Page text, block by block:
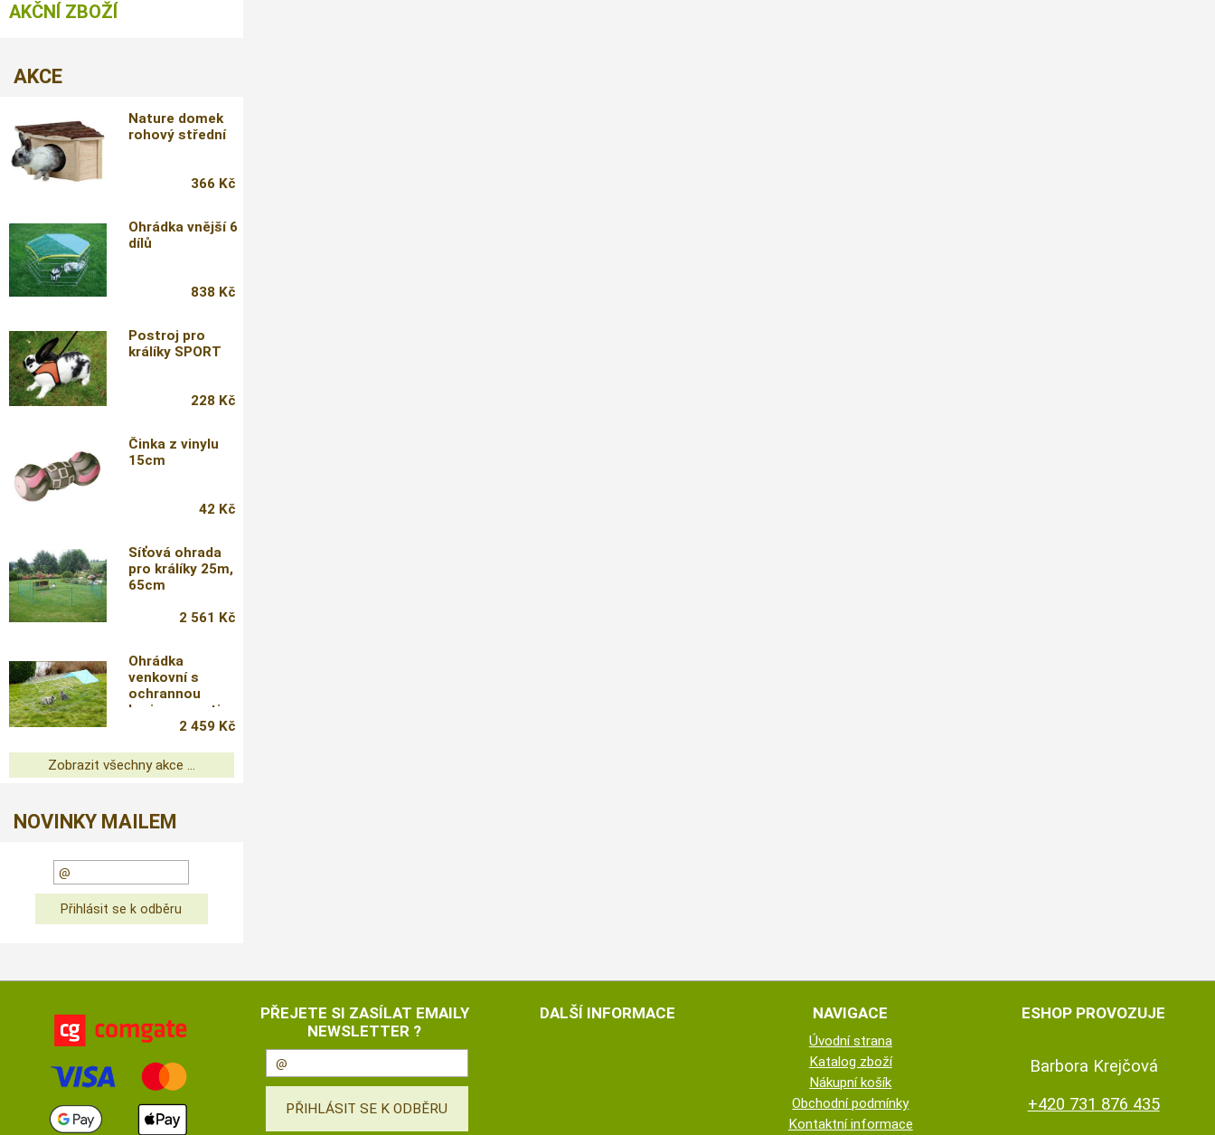
AKČNÍ ZBOŽÍ
AKCE
Nature domek
rohový střední
366 Kč
Ohrádka vnější 6
dílů
838 Kč
Postroj pro
králíky SPORT
228 Kč
Činka z vinylu
15cm
42 Kč
Síťová ohrada
pro králíky 25m,
65cm
2 561 Kč
Ohrádka
venkovní s
ochrannou
barierou proti
podhrabání2 459 Kč
Zobrazit všechny akce ...
NOVINKY MAILEM
PŘEJETE SI ZASÍLAT EMAILY
NEWSLETTER ?
DALŠÍ INFORMACE NAVIGACE
Úvodní strana
Katalog zboží
Nákupní košík
Obchodní podmínky
Kontaktní informace
ESHOP PROVOZUJE
Barbora Krejčová
+420 731 876 435